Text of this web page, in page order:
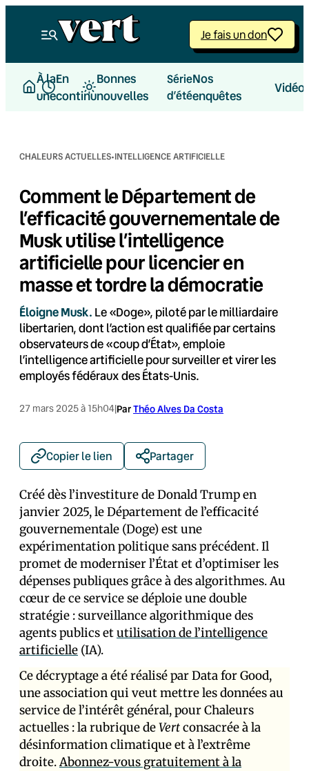
Je fais un don
À la
une
En
continu
Bonnes
nouvelles
Série
d’été
Nos
enquêtes
CHALEURS ACTUELLES·INTELLIGENCE ARTIFICIELLE
Comment le Département de
l’efficacité gouvernementale de
Musk utilise l’intelligence
artificielle pour licencier en
masse et tordre la démocratie
Éloigne Musk. Le «Doge», piloté par le milliardaire
libertarien, dont l’action est qualifiée par certains
observateurs de «coup d’État», emploie
l’intelligence artificielle pour surveiller et virer les
employés fédéraux des États-Unis.
27 mars 2025 à 15h04|ParThéo Alves Da Costa
Copier le lien Partager
Créé dès l’investiture de Donald Trump en
janvier 2025, le Département de l’efficacité
gouvernementale (Doge) est une
expérimentation politique sans précédent. Il
promet de moderniser l’État et d’optimiser les
dépenses publiques grâce à des algorithmes. Au
cœur de ce service se déploie une double
stratégie : surveillance algorithmique des
agents publics etutilisation de l’intelligence
artificielle (IA).
Ce décryptage a été réalisé par Data for Good,
une association qui veut mettre les données au
service de l’intérêt général, pour Chaleurs
actuelles : la rubrique deVertconsacrée à la
désinformation climatique et à l’extrême
droite.Abonnez-vous gratuitement à la